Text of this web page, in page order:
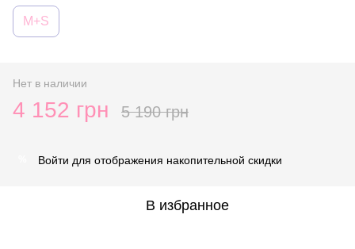
M+S
Нет в наличии
4 152 грн 5 190 грн
Войти для отображения накопительной скидки
В избранное